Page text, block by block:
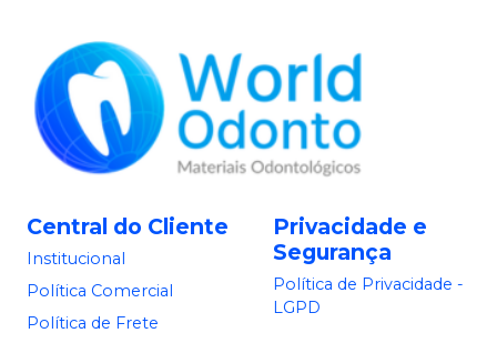
Central do Cliente
Institucional
Política Comercial
Política de Frete
Privacidade e
Segurança
Política de Privacidade -
LGPD